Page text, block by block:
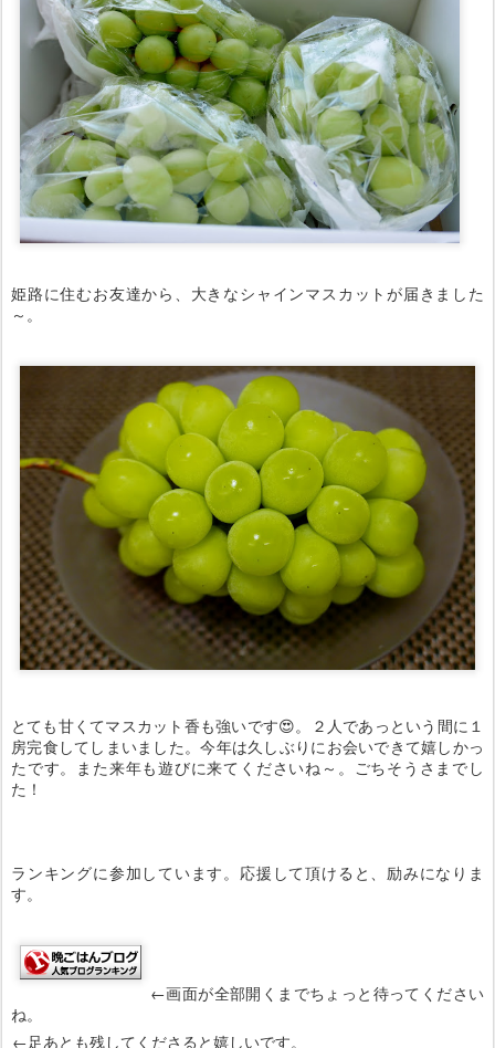
姫路に住むお友達から、大きなシャインマスカットが届きました
～。
とても甘くてマスカット香も強いです😍。２人であっという間に１
房完食してしまいました。今年は久しぶりにお会いできて嬉しかっ
たです。また来年も遊びに来てくださいね～。ごちそうさまでし
た！
ランキングに参加しています。応援して頂けると、励みになりま
す。
←画面が全部開くまでちょっと待ってください
ね。
←足あとも残してくださると嬉しいです。